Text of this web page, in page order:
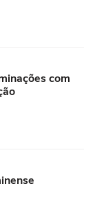
com